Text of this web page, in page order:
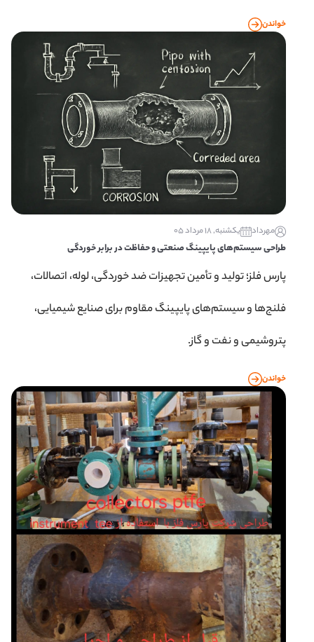
خواندن
مهرداد یکشنبه, 18 مرداد 05
طراحی سیستم‌های پایپینگ صنعتی و حفاظت در برابر خوردگی
پارس فلز؛ تولید و تأمین تجهیزات ضد خوردگی، لوله، اتصالات،
فلنج‌ها و سیستم‌های پایپینگ مقاوم برای صنایع شیمیایی،
پتروشیمی و نفت و گاز.
خواندن